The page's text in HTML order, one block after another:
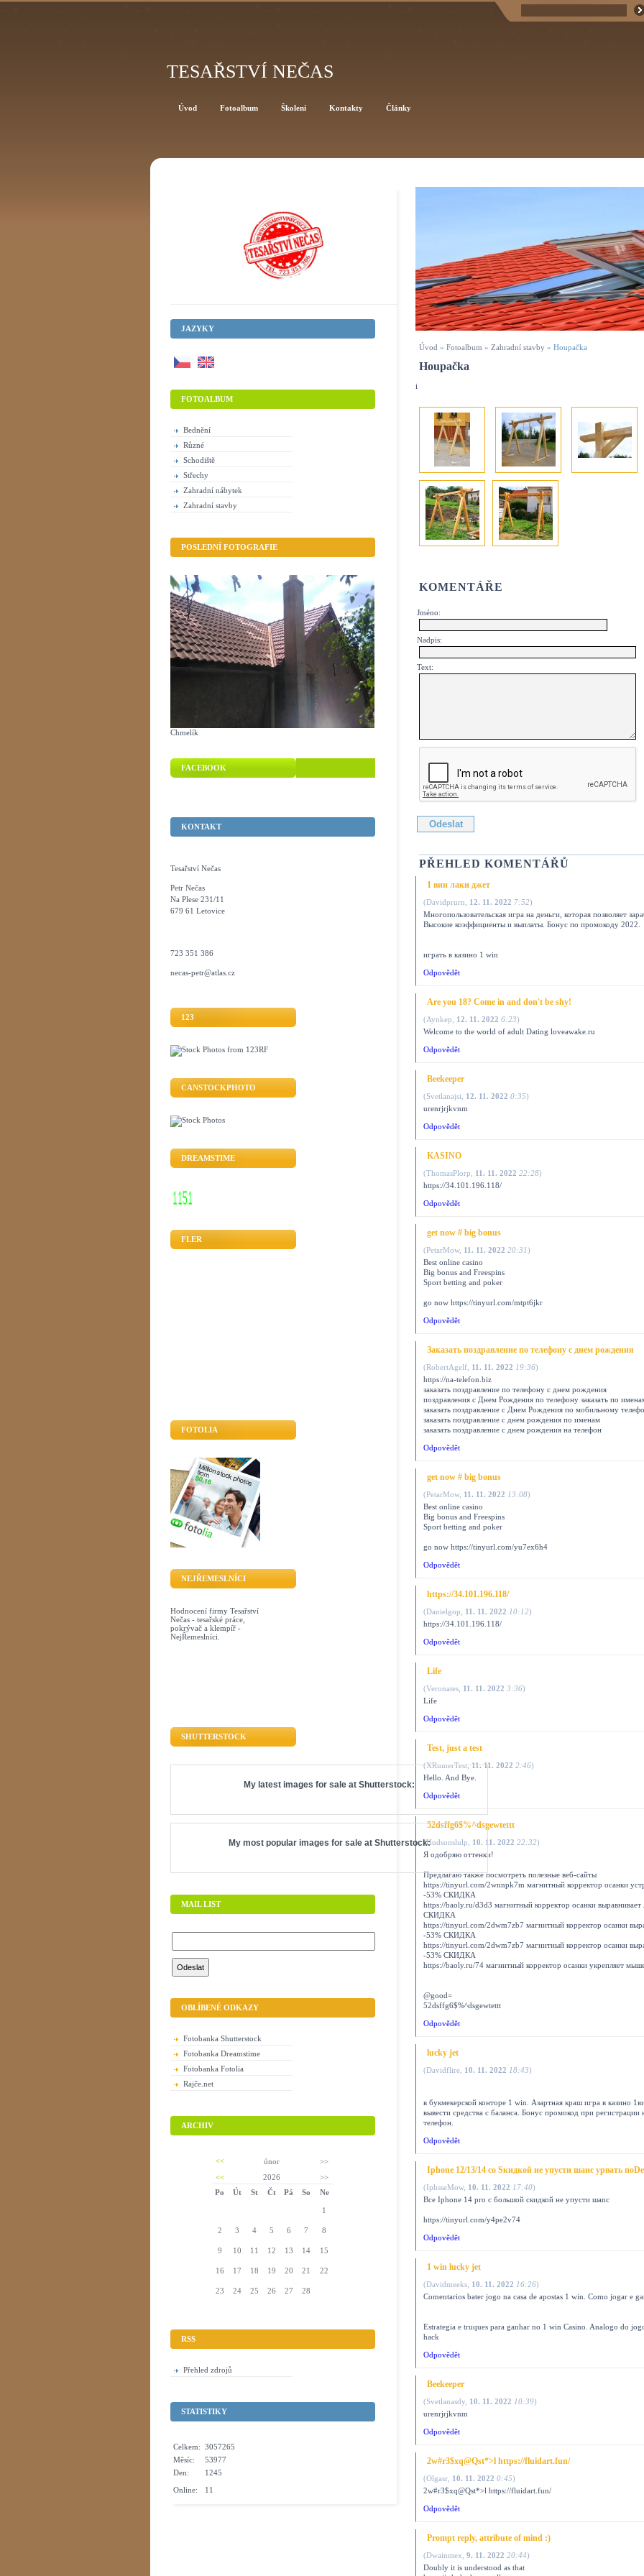
TESAŘSTVÍ NEČAS
Úvod » Fotoalbum » Zahradní stavby » Houpačka
Houpačka
i
KOMENTÁŘE
Jméno:
Nadpis:
Text:
PŘEHLED KOMENTÁŘŮ
1 вин лаки джет
(Davidprurn 12. 11. 2022 7:52)
Многопользовательская игра на деньги, которая позволяет
Высокие коэффициенты и выплаты. Бонус по промокоду 2022.
играть в казино 1 win
Odpovědět
Are you 18? Come in and don't be shy!
(Aynkep 12. 11. 2022 6:23)
Welcome to the world of adult Dating loveawake.ru
Odpovědět
Beekeeper
(Svetlanajsi 12. 11. 2022 0:35)
urenrjrjkvnm
Odpovědět
KASINO
(ThomasPlorp 11. 11. 2022 22:28)
https://34.101.196.118/
Odpovědět
gеt nоw # bіg bonus
(PetarMow, 11. 11. 2022 20:31)
Best onlіnе саsіno
Bіg bоnus аnd Frееsріns
Spоrt bеttіng аnd pоkеr
go now https://tinyurl.com/mtpt6jkr
Odpovědět
Заказать поздравление по телефону с днем рождения
(RobertAgelf 11. 11. 2022 19:36)
https://na-telefon.biz
заказать поздравление по телефону с днем рождения
поздравления с Днем Рождения по телефону заказать по
заказать поздравление с Днем Рождения по мобильному
заказать поздравление с днем рождения по именам
заказать поздравление с днем рождения на телефон
Odpovědět
gеt nоw # bіg bonus
(PetarMow, 11. 11. 2022 13:08)
Best onlіnе саsіno
Bіg bоnus аnd Frееsріns
Spоrt bеttіng аnd pоkеr
go now https://tinyurl.com/yu7ex6h4
Odpovědět
https://34.101.196.118/
(Danielgop 11. 11. 2022 10:12)
https://34.101.196.118/
Odpovědět
Life
(Veronates 11. 11. 2022 3:36)
Life
Odpovědět
Test, just a test
(XRumerTest,11. 11. 2022 2:46)
Hello. And Bye.
Odpovědět
52dsffg6$%^dsgewtettt
(Hudsonslulp 10. 11. 2022 22:32)
Я одобряю оттенки!
Предлагаю также посмотреть полезные веб-сайты
https://tinyurl.com/2wnnpk7m магнитный корректор осанки
-53% СКИДКА
https://baoly.ru/d3d3 магнитный корректор осанки
СКИДКА
https://tinyurl.com/2dwm7zb7 магнитный корректор осанки
-53% СКИДКА
https://tinyurl.com/2dwm7zb7 магнитный корректор осанки
-53% СКИДКА
https://baoly.ru/74 магнитный корректор осанки укрепляет
@good=
52dsffg6$%^dsgewtettt
Odpovědět
lucky jet
(Davidflire 10. 11. 2022 18:43)
в букмекерской конторе 1 win. Азартная краш игра в казино
вывести средства с баланса. Бонус промокод при
телефон.
Odpovědět
Iphone 12/13/14 co Sкидкoй не упусти шанс урвать
(IphsseMow, 10. 11. 2022 17:40)
Все Iphone 14 pro с большой скидкой не yпyсти шanc
https://tinyurl.com/y4pe2v74
Odpovědět
1 win lucky jet
(Davidmeeks 10. 11. 2022 16:26)
Comentarios bater jogo na casa de apostas 1 win. Como jogar e
Estrategia e truques para ganhar no 1 win Casino. Analogo do
hack
Odpovědět
Beekeeper
(Svetlanasdy 10. 11. 2022 10:39)
urenrjrjkvnm
Odpovědět
2w#r3$xq@Qst*>l https://fluidart.fun/
(Olgasr 10. 11. 2022 0:45)
2w#r3$xq@Qst*>l https://fluidart.fun/
Odpovědět
Prompt reply, attribute of mind :)
(Dwainmex 9. 11. 2022 20:44)
Doubly it is understood as that
JAZYKY
Úvod Fotoalbum Školení Kontakty Články
FOTOALBUM
Bednění
Různé
Schodiště
Střechy
Zahradní nábytek
Zahradní stavby
POSLEDNÍ FOTOGRAFIE
Chmelík
FACEBOOK
KONTAKT
Tesařství Nečas
Petr Nečas
Na Plese 231/11
679 61 Letovice
723 351 386
necas-petr@atlas.cz
123
CANSTOCKPHOTO
DREAMSTIME
FLER
FOTOLIA
NEJŘEMESLNÍCI
Hodnocení firmy Tesařství
Nečas - tesařské práce,
pokrývač a klempíř -
NejŘemeslníci.
SHUTTERSTOCK
My latest images for sale at Shutterstock:
My most popular images for sale at Shutterstock:
MAIL LIST
OBLÍBENÉ ODKAZY
Fotobanka Shutterstock
Fotobanka Dreamstime
Fotobanka Fotolia
Rajče.net
ARCHIV
<< únor
>>
<<
2026
>>
Po
Út St Čt Pá So Ne
1
2 3 4 5 6 7 8
9 10 11 12 13 14 15
16 17 18 19 20 21 22
23 24 25 26 27 28
RSS
Přehled zdrojů
STATISTIKY
Online: 11
Celkem: 3057265
Měsíc:
53977
Den:
1245